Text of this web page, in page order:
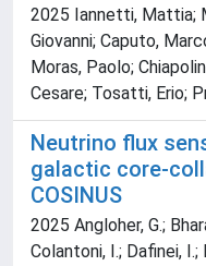
2025 Iannetti, Mattia;
Giovanni; Caputo,
Moras, Paolo;
Cesare; Tosatti, Erio;
Neutrino flux
galactic core-
COSINUS
2025 Angloher, G.;
Colantoni, I.; Dafinei, I.;